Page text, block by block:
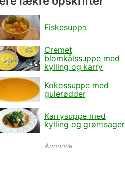
Fiskesuppe
Cremet
blomkålssuppe med
kylling og karry
Kokossuppe med
gulerødder
Karrysuppe med
kylling og grøntsager
Annonce